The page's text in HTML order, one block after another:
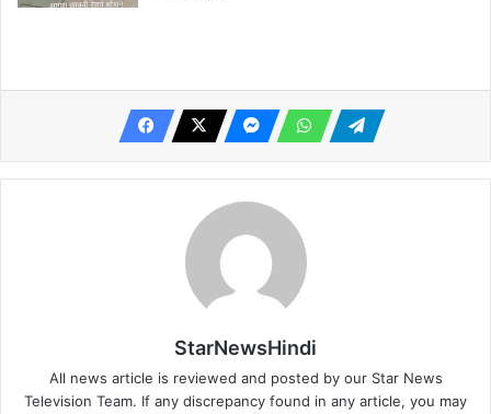
StarNewsHindi
All news article is reviewed and posted by our Star News
Television Team. If any discrepancy found in any article, you may